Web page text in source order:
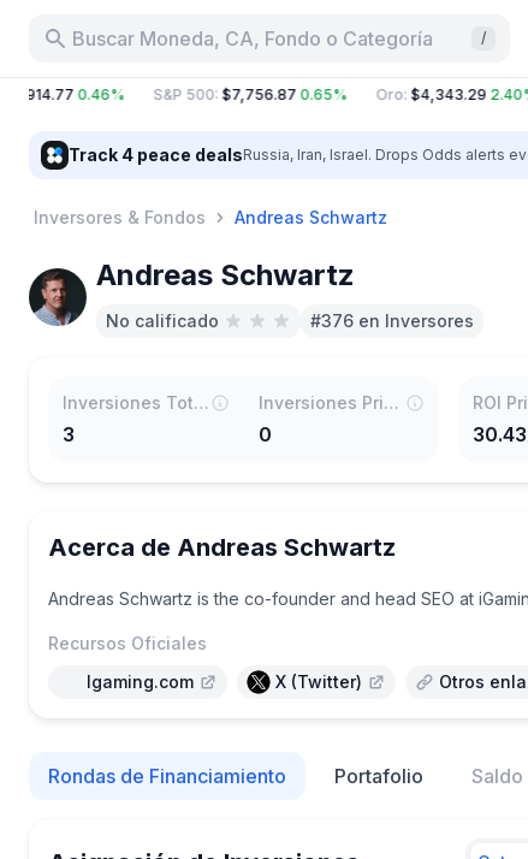
Buscar Moneda, CA, Fondo o Categoría /
$1,914.77 0.46% S&P 500:$7,756.87 0.65% Oro:$4,343.29 2.40%
Track 4 peace dealsRussia, Iran, Israel. Drops Odds alerts
Inversores & Fondos Andreas Schwartz
Andreas Schwartz
No calificado #376 en Inversores
Inversiones Totales
3
Inversiones Principales
0
ROI
Acerca de Andreas Schwartz
Andreas Schwartz is the co-founder and head SEO at
Recursos Oficiales
Igaming.com
X (Twitter) Otros
Rondas de Financiamiento Portafolio